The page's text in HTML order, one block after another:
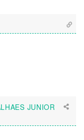
JUNIOR